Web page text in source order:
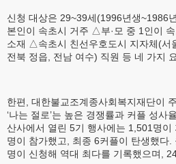
신청 대상은 29~39세(1996년생~1986
본인이 속초시 거주 △부·모 중 1인이
소재 △속초시 친선우호도시 지자체(서
전북 정읍, 전남 여수) 직원 등 네 가지
한편, 대한불교조계종사회복지재단이
‘나는 절로’는 높은 경쟁률과 커플 성사
산사에서 열린 5기 행사에는 1,501명
명이 참가했고, 최종 6커플이 탄생했다
명이 신청해 역대 최다를 기록했으며,